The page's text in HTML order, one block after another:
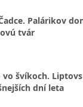
Palárikov
tvár
vo švíkoch.
dní leta